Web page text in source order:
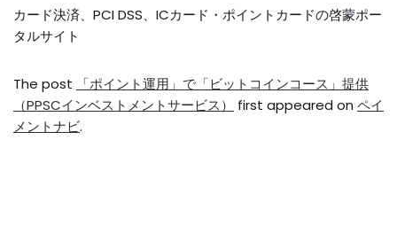
カード決済、PCI DSS、ICカード・ポイントカードの啓蒙ポー
タルサイト
The post
「ポイント運用」で「ビットコインコース」提供
（PPSCインベストメントサービス）
first appeared on ペイ
メントナビ.